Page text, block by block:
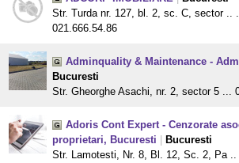
Str. Turda nr. 127, bl. 2, sc. C, sector ..
021.666.54.86
Adminquality & Maintenance -
Bucuresti
Str. Gheorghe Asachi, nr. 2, sector 5 ...
Adoris Cont Expert - Cenzorate
proprietari, Bucuresti
Bucuresti
Str. Lamotesti, Nr. 8, Bl. 12, Sc. 2, Pa ..